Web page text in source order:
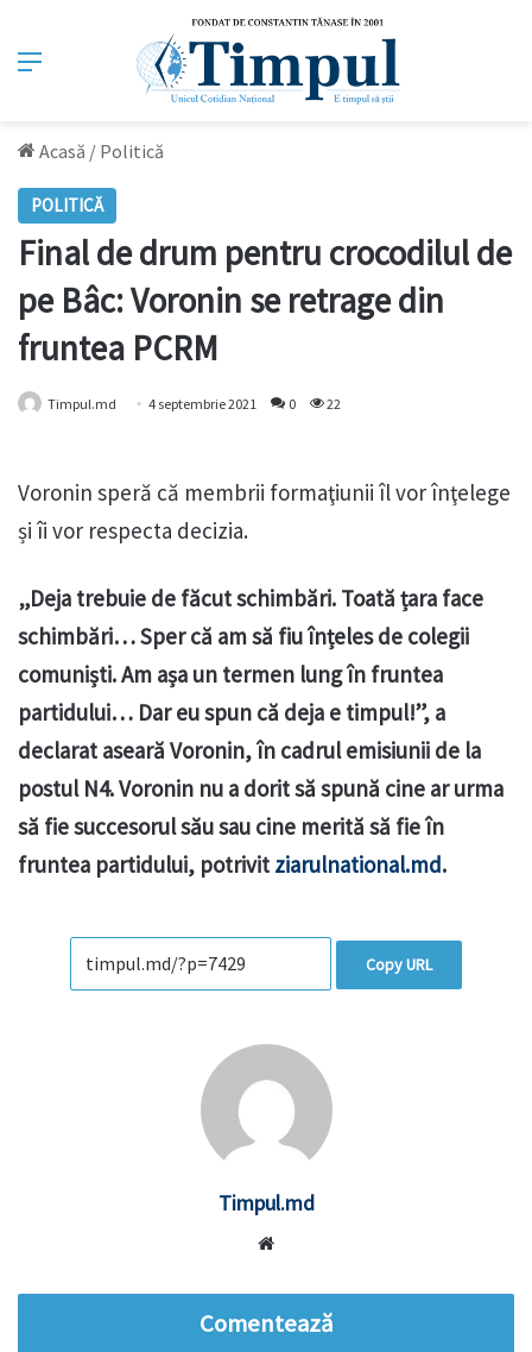
Meniu
Acasă / Politică
POLITICĂ
Final de drum pentru crocodilul de
pe Bâc: Voronin se retrage din
fruntea PCRM
Timpul.md 4 septembrie 2021 0 22
Voronin speră că membrii formaţiunii îl vor înţelege
și îi vor respecta decizia.
„Deja trebuie de făcut schimbări. Toată țara face
schimbări… Sper că am să fiu înțeles de colegii
comuniști. Am așa un termen lung în fruntea
partidului… Dar eu spun că deja e timpul!”, a
declarat aseară Voronin, în cadrul emisiunii de la
postul N4. Voronin nu a dorit să spună cine ar urma
să fie succesorul său sau cine merită să fie în
fruntea partidului, potrivit ziarulnational.md.
Copy URL
Timpul.md
Comentează